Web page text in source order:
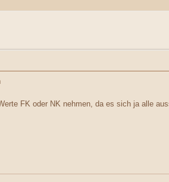
FK oder NK nehmen, da es sich ja alle